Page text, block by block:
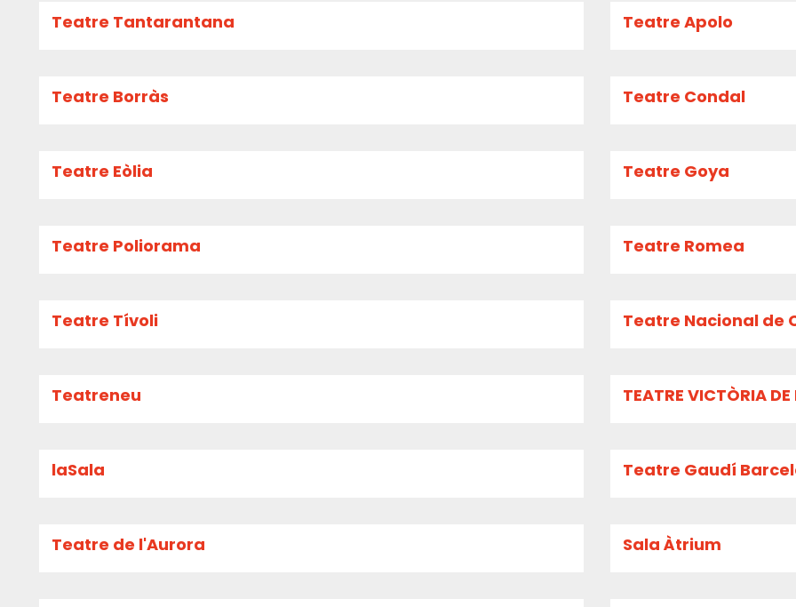
Teatre Tantarantana Teatre Apolo
Teatre Borràs Teatre Condal
Teatre Eòlia Teatre Goya
Teatre Poliorama Teatre Romea
Teatre Tívoli Teatre Nacional de
Teatreneu TEATRE VICTÒRIA
laSala Teatre Gaudí
Teatre de l'Aurora Sala Àtrium